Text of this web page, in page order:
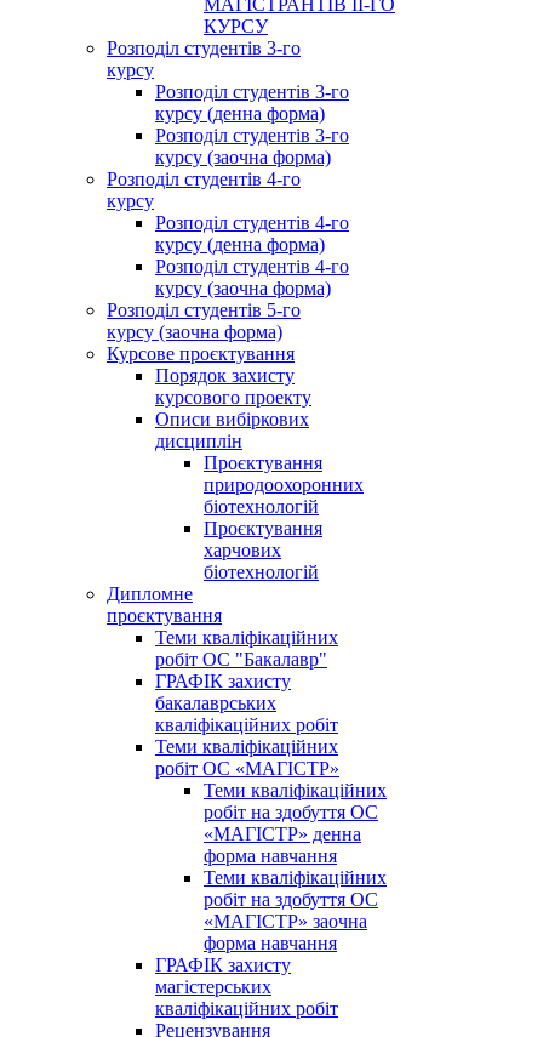
МАГІСТРАНТІВ ІІ-ГО
КУРСУ
Розподіл студентів 3-го
курсу
Розподіл студентів 3-го
курсу (денна форма)
Розподіл студентів 3-го
курсу (заочна форма)
Розподіл студентів 4-го
курсу
Розподіл студентів 4-го
курсу (денна форма)
Розподіл студентів 4-го
курсу (заочна форма)
Розподіл студентів 5-го
курсу (заочна форма)
Курсове проєктування
Порядок захисту
курсового проекту
Описи вибіркових
дисциплін
Проєктування
природоохоронних
біотехнологій
Проєктування
харчових
біотехнологій
Дипломне
проєктування
Теми кваліфікаційних
робіт ОС "Бакалавр"
ГРАФІК захисту
бакалаврських
кваліфікаційних робіт
Теми кваліфікаційних
робіт ОС «МАГІСТР»
Теми кваліфікаційних
робіт на здобуття ОС
«МАГІСТР» денна
форма навчання
Теми кваліфікаційних
робіт на здобуття ОС
«МАГІСТР» заочна
форма навчання
ГРАФІК захисту
магістерських
кваліфікаційних робіт
Рецензування